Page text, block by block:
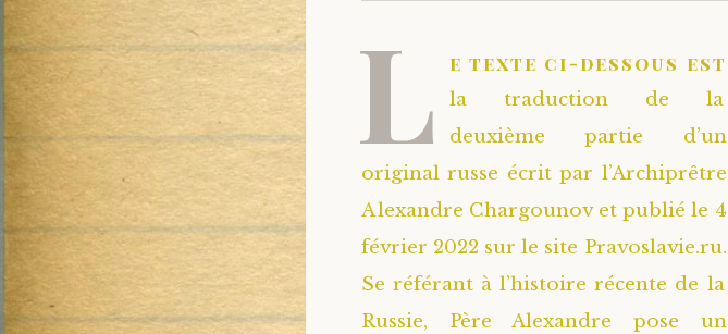
L e texte ci-dessous est
la traduction de la
deuxième partie d’un
original russe écrit par l’Archiprêtre
Alexandre Chargounov et publié le 4
février 2022 sur le site Pravoslavie.ru.
Se référant à l’histoire récente de la
Russie, Père Alexandre pose un